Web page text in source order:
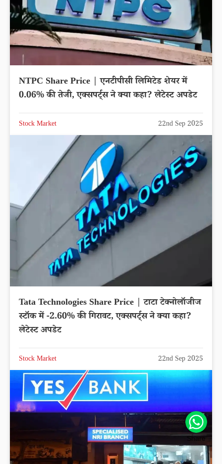
NTPC Share Price | एनटीपीसी लिमिटेड शेयर में
0.06% की तेजी, एक्सपर्ट्स ने क्या कहा? लेटेस्ट अपडेट
Stock Market 22nd Sep 2025
Tata Technologies Share Price | टाटा टेक्नोलॉजीज
स्टॉक में -2.60% की गिरावट, एक्सपर्ट्स ने क्या कहा?
लेटेस्ट अपडेट
Stock Market 22nd Sep 2025
Share